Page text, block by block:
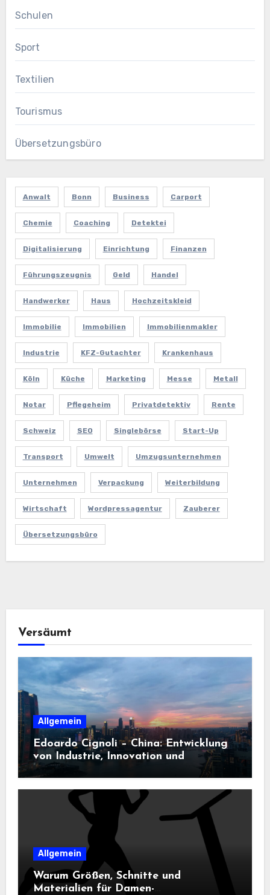
Schulen
Sport
Textilien
Tourismus
Übersetzungsbüro
Anwalt Bonn Business Carport
Chemie Coaching Detektei
Digitalisierung Einrichtung Finanzen
Führungszeugnis Geld Handel
Handwerker Haus Hochzeitskleid
Immobilie Immobilien Immobilienmakler
Industrie KFZ-Gutachter Krankenhaus
Köln Küche Marketing Messe Metall
Notar Pflegeheim Privatdetektiv Rente
Schweiz SEO Singlebörse Start-Up
Transport Umwelt Umzugsunternehmen
Unternehmen Verpackung Weiterbildung
Wirtschaft Wordpressagentur Zauberer
Übersetzungsbüro
Versäumt
Allgemein
Edoardo Cignoli – China: Entwicklung
von Industrie, Innovation und
Technologie
Allgemein
Warum Größen, Schnitte und
Materialien für Damen-